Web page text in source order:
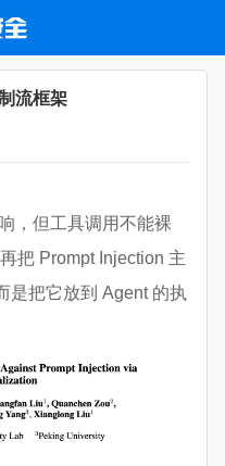
流框架
，但工具调用不能裸
把 Prompt Injection 主
是把它放到 Agent 的执